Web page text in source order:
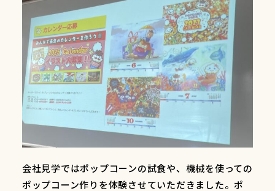
会社見学ではポップコーンの試食や、機械を使っての
ポップコーン作りを体験させていただきました。ポ